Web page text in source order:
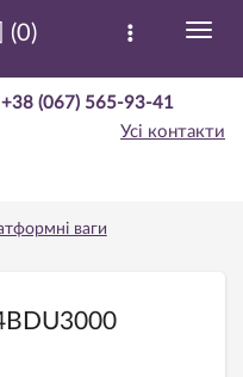
+38 (067) 565-93-41
Усі контакти
(0)
ваги